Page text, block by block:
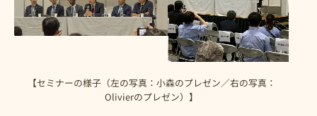
【セミナーの様子（左の写真：小森のプレゼン／右の写真：
Olivierのプレゼン）】